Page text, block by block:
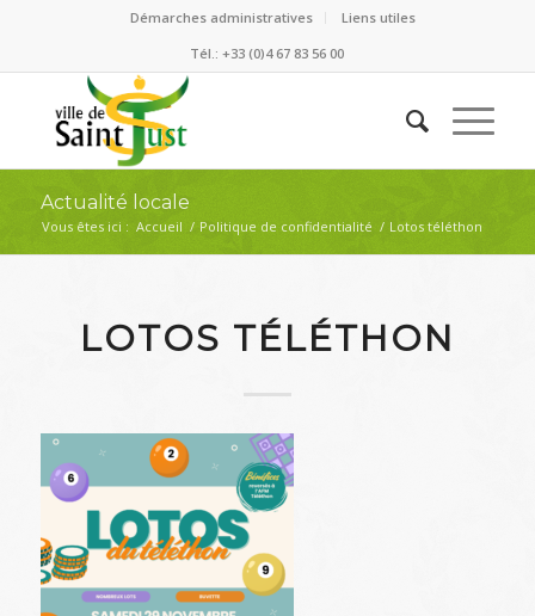
Démarches administratives
Liens utiles
Tél.: +33 (0)4 67 83 56 00
Actualité locale
Vous êtes ici : Accueil / Politique de confidentialité / Lotos téléthon
LOTOS TÉLÉTHON